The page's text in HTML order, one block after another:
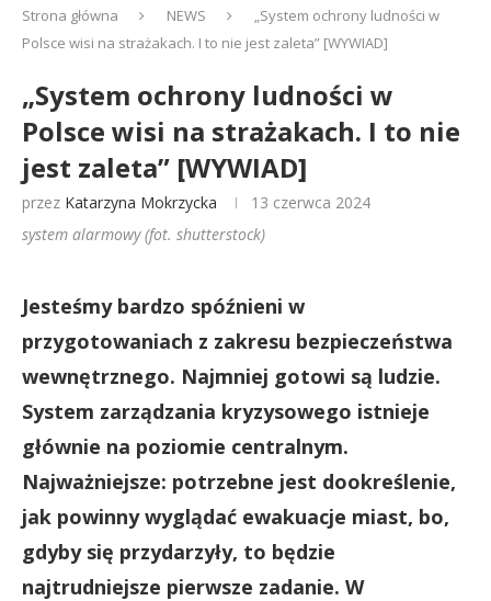
Strona główna NEWS
„System ochrony ludności w
Polsce wisi na strażakach. I to nie jest zaleta” [WYWIAD]
„System ochrony ludności w
Polsce wisi na strażakach. I to nie
jest zaleta” [WYWIAD]
przez Katarzyna Mokrzycka
13 czerwca 2024
system alarmowy (fot. shutterstock)
Jesteśmy bardzo spóźnieni w
przygotowaniach z zakresu bezpieczeństwa
wewnętrznego. Najmniej gotowi są ludzie.
System zarządzania kryzysowego istnieje
głównie na poziomie centralnym.
Najważniejsze: potrzebne jest dookreślenie,
jak powinny wyglądać ewakuacje miast, bo,
gdyby się przydarzyły, to będzie
najtrudniejsze pierwsze zadanie. W